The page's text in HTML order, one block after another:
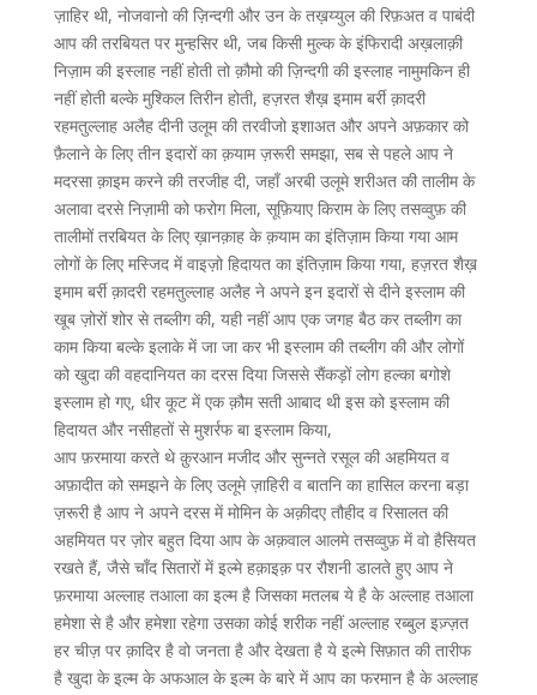
ज़ाहिर थी, नोजवानो की ज़िन्दगी और उन के तख़य्युल की रिफ़अत व पाबंदी
आप की तरबियत पर मुन्हसिर थी, जब किसी मुल्क के इंफिरादी अख़लाक़ी
निज़ाम की इस्लाह नहीं होती तो क़ौमो की ज़िन्दगी की इस्लाह नामुमकिन ही
नहीं होती बल्के मुश्किल तिरीन होती, हज़रत शैख़ इमाम बर्री क़ादरी
रहमतुल्लाह अलैह दीनी उलूम की तरवीजो इशाअत और अपने अफ़कार को
फ़ैलाने के लिए तीन इदारों का क़याम ज़रूरी समझा, सब से पहले आप ने
मदरसा क़ाइम करने की तरजीह दी, जहाँ अरबी उलूमे शरीअत की तालीम के
अलावा दरसे निज़ामी को फरोग मिला, सूफ़ियाए किराम के लिए तसव्वुफ़ की
तालीमों तरबियत के लिए ख़ानक़ाह के क़याम का इंतिज़ाम किया गया आम
लोगों के लिए मस्जिद में वाइज़ो हिदायत का इंतिज़ाम किया गया, हज़रत शैख़
इमाम बर्री क़ादरी रहमतुल्लाह अलैह ने अपने इन इदारों से दीने इस्लाम की
खूब ज़ोरों शोर से तब्लीग की, यही नहीं आप एक जगह बैठ कर तब्लीग का
काम किया बल्के इलाके में जा जा कर भी इस्लाम की तब्लीग की और लोगों
को खुदा की वहदानियत का दरस दिया जिससे सैंकड़ों लोग हल्का बगोशे
इस्लाम हो गए, धीर कूट में एक क़ौम सती आबाद थी इस को इस्लाम की
हिदायत और नसीहतों से मुशर्रफ बा इस्लाम किया,
आप फ़रमाया करते थे क़ुरआन मजीद और सुन्नते रसूल की अहमियत व
अफ़ादीत को समझने के लिए उलूमे ज़ाहिरी व बातनि का हासिल करना बड़ा
ज़रूरी है आप ने अपने दरस में मोमिन के अक़ीदए तौहीद व रिसालत की
अहमियत पर ज़ोर बहुत दिया आप के अक़वाल आलमे तसव्वुफ़ में वो हैसियत
रखते हैं, जैसे चाँद सितारों में इल्मे हक़ाइक़ पर रौशनी डालते हुए आप ने
फ़रमाया अल्लाह तआला का इल्म है जिसका मतलब ये है के अल्लाह तआला
हमेशा से है और हमेशा रहेगा उसका कोई शरीक नहीं अल्लाह रब्बुल इज़्ज़त
हर चीज़ पर क़ादिर है वो जनता है और देखता है ये इल्मे सिफ़ात की तारीफ
है खुदा के इल्म के अफआल के इल्म के बारे में आप का फरमान है के अल्लाह